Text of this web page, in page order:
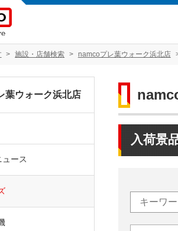
施設・店舗検索 namcoプレ葉ウォーク浜北店
入荷景
葉ウォーク浜北店
ース